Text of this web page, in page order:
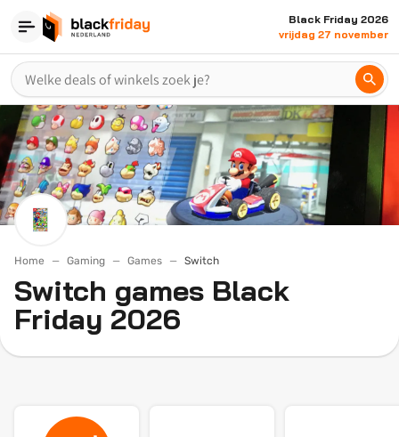
Black Friday 2026
vrijdag 27 november
Home Gaming Games Switch
Switch games Black
Friday 2026